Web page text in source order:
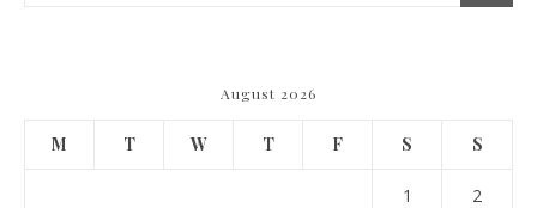
August 2026
M T W T F S S
1 2